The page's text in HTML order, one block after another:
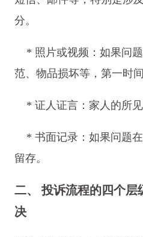
分。
* 照片或视频：如果问
范、物品损坏等，第一时
* 证人证言：家人的所见
* 书面记录：如果问题
留存。
二、 投诉流程的四个层
决